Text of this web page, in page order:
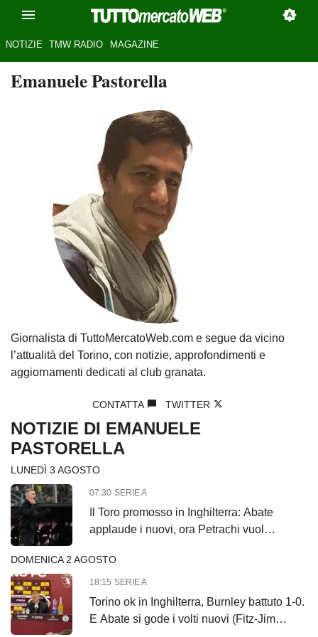
NOTIZIE TMW RADIO MAGAZINE
Emanuele Pastorella
Giornalista di TuttoMercatoWeb.com e segue da vicino
l’attualità del Torino, con notizie, approfondimenti e
aggiornamenti dedicati al club granata.
CONTATTA TWITTER
NOTIZIE DI EMANUELE
PASTORELLA
LUNEDÌ 3 AGOSTO
07:30 SERIE A
Il Toro promosso in Inghilterra: Abate
applaude i nuovi, ora Petrachi vuol
DOMENICA 2 AGOSTO
18:15 SERIE A
Torino ok in Inghilterra, Burnley battuto 1-0.
E Abate si gode i volti nuovi (Fitz-Jim